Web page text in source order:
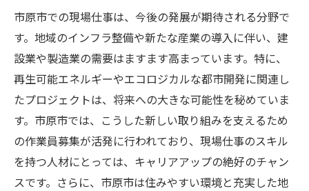
市原市での現場仕事は、今後の発展が期待される分野で
す。地域のインフラ整備や新たな産業の導入に伴い、建
設業や製造業の需要はますます高まっています。特に、
再生可能エネルギーやエコロジカルな都市開発に関連し
たプロジェクトは、将来への大きな可能性を秘めていま
す。市原市では、こうした新しい取り組みを支えるため
の作業員募集が活発に行われており、現場仕事のスキル
を持つ人材にとっては、キャリアアップの絶好のチャン
スです。さらに、市原市は住みやすい環境と充実した地